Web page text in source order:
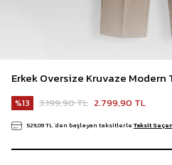
Erkek Oversize Kruvaze Modern
13 3.199,90 TL 2.799,90 TL
529,09 TL`den başlayan taksitlerle Taksit